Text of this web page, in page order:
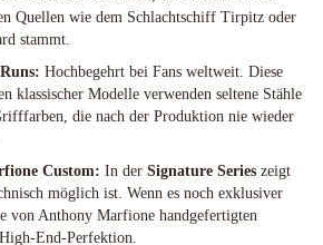
Quellen wie dem Schlachtschiff Tirpitz oder
stammt.
Hochbegehrt bei Fans weltweit. Diese
klassischer Modelle verwenden seltene Stähle
die nach der Produktion nie wieder
Custom: In der Signature Series zeigt
möglich ist. Wenn es noch exklusiver
von Anthony Marfione handgefertigten
End-Perfektion.